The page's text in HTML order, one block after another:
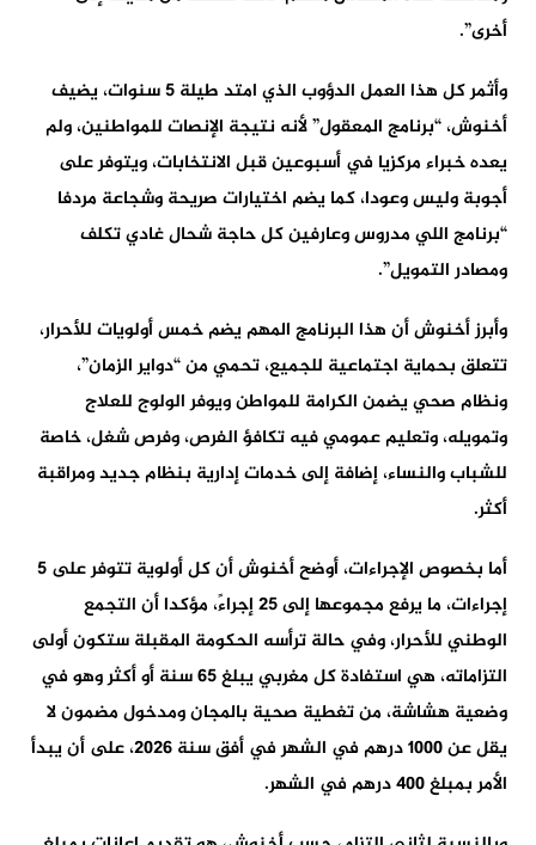
أخرى”.
وأثمر كل هذا العمل الدؤوب الذي امتد طيلة 5 سنوات، يضيف
أخنوش، “برنامج المعقول” لأنه نتيجة الإنصات للمواطنين، ولم
يعده خبراء مركزيا في أسبوعين قبل الانتخابات، ويتوفر على
أجوبة وليس وعودا، كما يضم اختيارات صريحة وشجاعة مردفا
“برنامج اللي مدروس وعارفين كل حاجة شحال غادي تكلف
ومصادر التمويل”.
وأبرز أخنوش أن هذا البرنامج المهم يضم خمس أولويات للأحرار،
تتعلق بحماية اجتماعية للجميع، تحمي من “دواير الزمان”،
ونظام صحي يضمن الكرامة للمواطن ويوفر الولوج للعلاج
وتمويله، وتعليم عمومي فيه تكافؤ الفرص، وفرص شغل، خاصة
للشباب والنساء، إضافة إلى خدمات إدارية بنظام جديد ومراقبة
أكثر.
أما بخصوص الإجراءات، أوضح أخنوش أن كل أولوية تتوفر على 5
إجراءات، ما يرفع مجموعها إلى 25 إجراءً، مؤكدا أن التجمع
الوطني للأحرار، وفي حالة ترأسه الحكومة المقبلة ستكون أولى
التزاماته، هي استفادة كل مغربي يبلغ 65 سنة أو أكثر وهو في
وضعية هشاشة، من تغطية صحية بالمجان ومدخول مضمون لا
يقل عن 1000 درهم في الشهر في أفق سنة 2026، على أن يبدأ
الأمر بمبلغ 400 درهم في الشهر.